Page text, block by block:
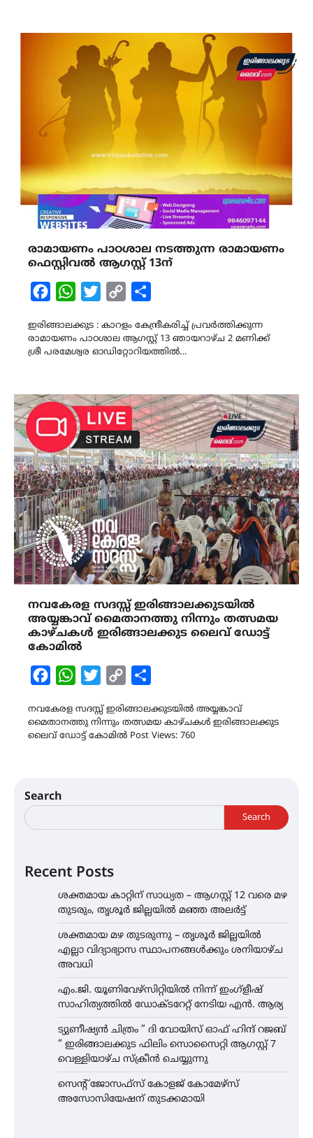
രാമായണം പാഠശാല നടത്തുന്ന രാമായണം
ഫെസ്റ്റിവൽ ആഗസ്റ്റ് 13ന്
FacebookWhatsAppTwitterCopy
ഇരിങ്ങാലക്കുട : കാറളം കേന്ദ്രീകരിച്ച് പ്രവർത്തിക്കുന്ന
രാമായണം പാഠശാല ആഗസ്റ്റ് 13 ഞായറാഴ്ച 2 മണിക്ക്
ശ്രീ പരമേശ്വര ഓഡിറ്റോറിയത്തിൽ…
നവകേരള സദസ്സ് ഇരിങ്ങാലക്കുടയിൽ
അയ്യങ്കാവ് മൈതാനത്തു നിന്നും തത്സമയ
കാഴ്ചകൾ ഇരിങ്ങാലക്കുട ലൈവ് ഡോട്ട്
കോമിൽ
FacebookWhatsAppTwitterCopy
നവകേരള സദസ്സ് ഇരിങ്ങാലക്കുടയിൽ അയ്യങ്കാവ്
മൈതാനത്തു നിന്നും തത്സമയ കാഴ്ചകൾ ഇരിങ്ങാലക്കുട
ലൈവ് ഡോട്ട് കോമിൽ Post Views: 760
Search
Search
Recent Posts
ശക്തമായ കാറ്റിന് സാധ്യത – ആഗസ്റ്റ് 12 വരെ മഴ
തുടരും, തൃശൂർ ജില്ലയിൽ മഞ്ഞ അലർട്ട്
ശക്തമായ മഴ തുടരുന്നു – തൃശൂർ ജില്ലയിൽ
എല്ലാ വിദ്യാഭ്യാസ സ്ഥാപനങ്ങൾക്കും ശനിയാഴ്ച
അവധി
എം.ജി. യൂണിവേഴ്‌സിറ്റിയിൽ നിന്ന് ഇംഗ്ളീഷ്
സാഹിത്യത്തിൽ ഡോക്ടറേറ്റ് നേടിയ എൻ. ആര്യ
ട്യുണീഷ്യൻ ചിത്രം ” ദി വോയിസ് ഓഫ് ഹിന്ദ് റജബ്
” ഇരിങ്ങാലക്കുട ഫിലിം സൊസൈറ്റി ആഗസ്റ്റ് 7
വെള്ളിയാഴ്ച സ്‌ക്രീൻ ചെയ്യുന്നു
സെന്റ് ജോസഫ്സ് കോളജ് കോമേഴ്‌സ്
അസോസിയേഷന് തുടക്കമായി